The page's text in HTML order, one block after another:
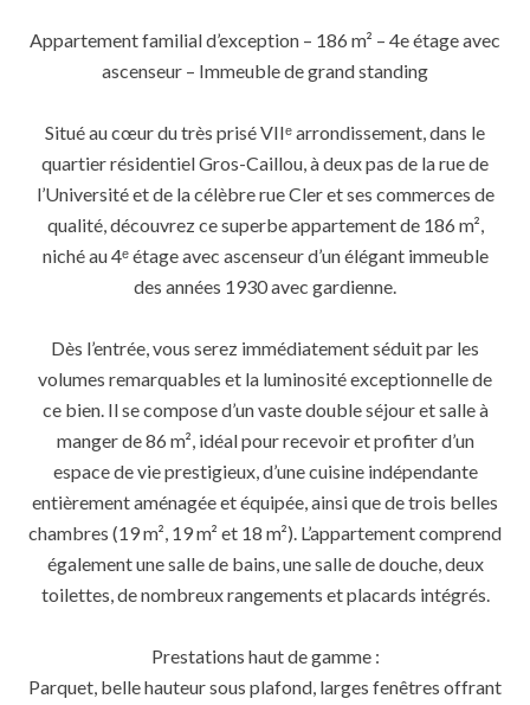
Appartement familial d’exception – 186 m² – 4e étage avec
ascenseur – Immeuble de grand standing
Situé au cœur du très prisé VIIᵉ arrondissement, dans le
quartier résidentiel Gros-Caillou, à deux pas de la rue de
l’Université et de la célèbre rue Cler et ses commerces de
qualité, découvrez ce superbe appartement de 186 m²,
niché au 4ᵉ étage avec ascenseur d’un élégant immeuble
des années 1930 avec gardienne.
Dès l’entrée, vous serez immédiatement séduit par les
volumes remarquables et la luminosité exceptionnelle de
ce bien. Il se compose d’un vaste double séjour et salle à
manger de 86 m², idéal pour recevoir et profiter d’un
espace de vie prestigieux, d’une cuisine indépendante
entièrement aménagée et équipée, ainsi que de trois belles
chambres (19 m², 19 m² et 18 m²). L’appartement comprend
également une salle de bains, une salle de douche, deux
toilettes, de nombreux rangements et placards intégrés.
Prestations haut de gamme :
Parquet, belle hauteur sous plafond, larges fenêtres offrant